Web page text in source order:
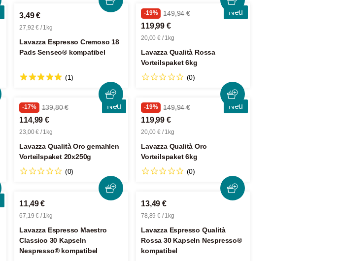
3,49 €
27,92 € / 1kg
Lavazza Espresso Cremoso 18
Pads Senseo® kompatibel
(1)
Neu
-19% 149,94 €
119,99 €
20,00 € / 1kg
Lavazza Qualità Rossa
Vorteilspaket 6kg
(0)
Neu
-17% 139,80 €
114,99 €
23,00 € / 1kg
Lavazza Qualità Oro gemahlen
Vorteilspaket 20x250g
(0)
Neu
-19% 149,94 €
119,99 €
20,00 € / 1kg
Lavazza Qualità Oro
Vorteilspaket 6kg
(0)
11,49 €
67,19 € / 1kg
Lavazza Espresso Maestro
Classico 30 Kapseln
Nespresso® kompatibel
13,49 €
78,89 € / 1kg
Lavazza Espresso Qualità
Rossa 30 Kapseln Nespresso®
kompatibel